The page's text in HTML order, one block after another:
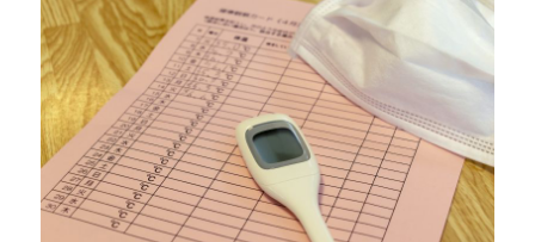
を
学
び、
心
と
体
を